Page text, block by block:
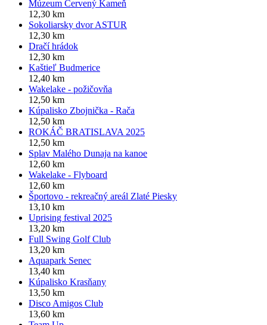
Múzeum Červený Kameň
12,30 km
Sokoliarsky dvor ASTUR
12,30 km
Dračí hrádok
12,30 km
Kaštieľ Budmerice
12,40 km
Wakelake - požičovňa
12,50 km
Kúpalisko Zbojnička - Rača
12,50 km
ROKÁČ BRATISLAVA 2025
12,50 km
Splav Malého Dunaja na kanoe
12,60 km
Wakelake - Flyboard
12,60 km
Športovo - rekreačný areál Zlaté Piesky
13,10 km
Uprising festival 2025
13,20 km
Full Swing Golf Club
13,20 km
Aquapark Senec
13,40 km
Kúpalisko Krasňany
13,50 km
Disco Amigos Club
13,60 km